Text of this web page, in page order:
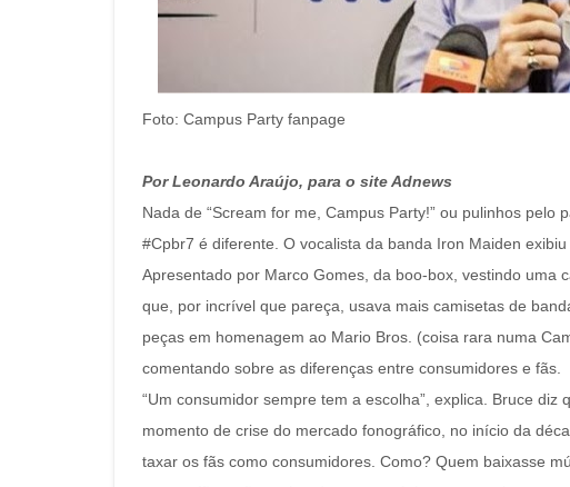
Foto: Campus Party fanpage
Por Leonardo Araújo, para o site Adnews
Nada de “Scream for me, Campus Party!” ou pulinhos pelo
#Cpbr7 é diferente. O vocalista da banda Iron Maiden
Apresentado por Marco Gomes, da boo-box, vestindo uma
que, por incrível que pareça, usava mais camisetas de
peças em homenagem ao Mario Bros. (coisa rara numa
comentando sobre as diferenças entre consumidores e fãs.
“Um consumidor sempre tem a escolha”, explica. Bruce
momento de crise do mercado fonográfico, no início da
taxar os fãs como consumidores. Como? Quem baixasse